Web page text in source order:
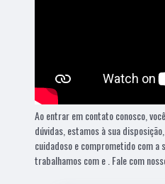
Ao entrar em contato conosco,
dúvidas, estamos à sua
cuidadoso e comprometido com a
trabalhamos com e . Fale com